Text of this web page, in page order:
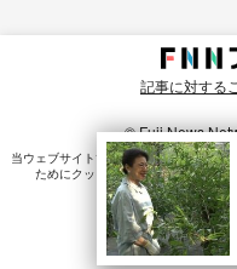
記事に対する
© Fuji News
当ウェブサイトでは、ユーザのニーズ・
ためにクッキーを使⽤しています。詳